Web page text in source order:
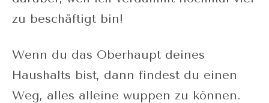
zu beschäftigt bin!
Wenn du das Oberhaupt deines
Haushalts bist, dann findest du einen
Weg, alles alleine wuppen zu können.